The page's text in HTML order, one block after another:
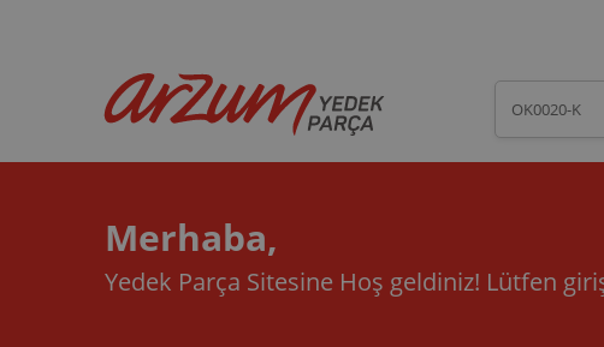
Merhaba,
Yedek Parça Sitesine Hoş geldiniz! Lütfen